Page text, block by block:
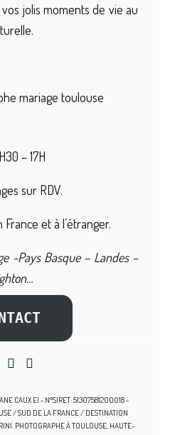
jolis moments de vie au
– 17H
sur RDV.
et à l’étranger.
-Pays Basque – Landes –
CAUX EI - N°SIRET: 51307581200018 -
/ SUD DE LA FRANCE / DESTINATION
PHOTOGRAPHE À TOULOUSE, HAUTE-